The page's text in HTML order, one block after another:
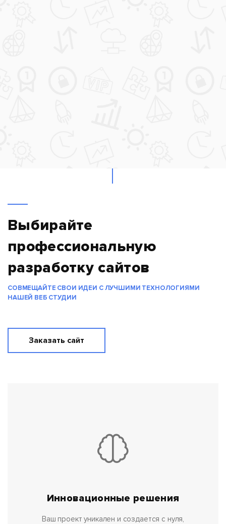
Выбирайте
профессиональную
разработку сайтов
СОВМЕЩАЙТЕ СВОИ ИДЕИ С ЛУЧШИМИ ТЕХНОЛОГИЯМИ
НАШЕЙ ВЕБ СТУДИИ
Заказать сайт
Инновационные решения
Ваш проект уникален и создается с нуля,